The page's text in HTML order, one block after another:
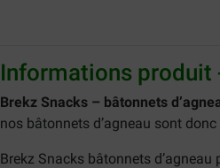
Informations produit
Brekz Snacks – bâtonnets
nos bâtonnets d’agneau sont
Brekz Snacks bâtonnets